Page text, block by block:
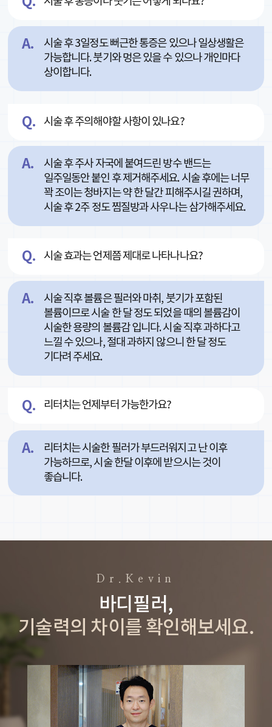
시술 후 3일정도 뻐근한 통증은 있으나 일상생활은
가능합니다. 붓기와 멍은 있을 수 있으나 개인마다
상이합니다.
시술 후 주의해야할 사항이 있나요?
시술 후 주사 자국에 붙여드린 방수 밴드는
일주일동안 붙인 후 제거해주세요. 시술 후에는 너무
꽉 조이는 청바지는 약 한 달간 피해주시길 권하며,
시술 후 2주 정도 찜질방과 사우나는 삼가해주세요.
시술 효과는 언제쯤 제대로 나타나나요?
시술 직후 볼륨은 필러와 마취, 붓기가 포함된
볼륨이므로 시술 한 달 정도 되었을 때의 볼륨감이
시술한 용량의 볼륨감 입니다. 시술 직후 과하다고
느낄 수 있으나, 절대 과하지 않으니 한 달 정도
기다려 주세요.
리터치는 언제부터 가능한가요?
리터치는 시술한 필러가 부드러워지고 난 이후
가능하므로, 시술 한달 이후에 받으시는 것이
좋습니다.
Dr.Kevin
바디필러,
기술력의 차이를 확인해보세요.